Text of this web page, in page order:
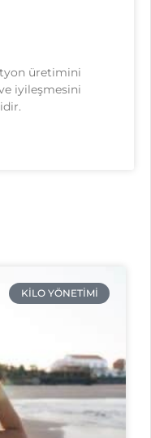
üretimini
iyileşmesini
KILO YÖNETIMI